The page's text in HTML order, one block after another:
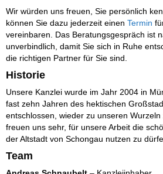
Wir würden uns freuen, Sie persönlich
können Sie dazu jederzeit einen Termin
vereinbaren. Das Beratungsgespräch ist
unverbindlich, damit Sie sich in Ruhe
die richtigen Partner für Sie sind.
Historie
Unsere Kanzlei wurde im Jahr 2004 in
fast zehn Jahren des hektischen
entschlossen, wieder zu unseren
freuen uns sehr, für unsere Arbeit die
der Altstadt von Schongau nutzen zu
Team